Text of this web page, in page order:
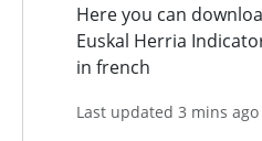
Here you can
Euskal Herria
in french
Last updated 3 mins ago